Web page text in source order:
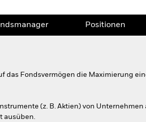
Positionen
das Fondsvermögen die Maximierung
(z. B. Aktien) von Unternehmen
ausüben.